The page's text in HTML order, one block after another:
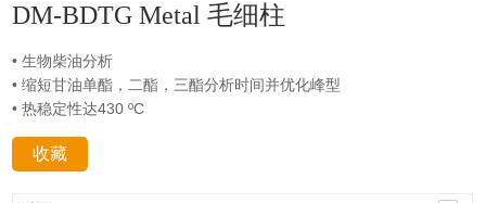
DM-BDTG Metal 毛细柱
• 生物柴油分析
• 缩短甘油单酯，二酯，三酯分析时间并优化峰型
• 热稳定性达430 ºC
收藏